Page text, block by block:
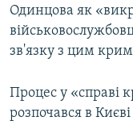
Одинцова як
зв'язку з цим
Процес у «справі
розпочався в